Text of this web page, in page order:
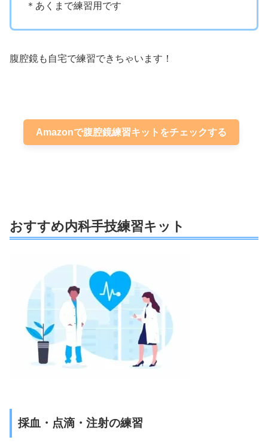
＊あくまで練習用です
腹腔鏡も自宅で練習できちゃいます！
Amazonで腹腔鏡練習キットをチェックする
おすすめ内科手技練習キット
採血・点滴・注射の練習